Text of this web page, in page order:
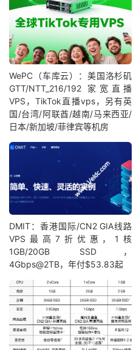
WePC（车库云）：美国洛杉矶
GTT/NTT_216/192 家宽直播
VPS，TikTok直播vps，另有英
国/台湾/阿联酋/越南/马来西亚/
日本/新加坡/菲律宾等机房
DMIT：香港国际/CN2 GIA线路
VPS最高7折优惠，1核
1GB/20GB SSD，
4Gbps@2TB，年付$53.83起